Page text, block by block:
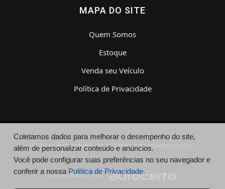
MAPA DO SITE
Quem Somos
Estoque
Venda seu Veículo
Política de Privacidade
© Arete Automóveis - http://areteautomoveis.com.br/
Desenvolvido por
Coletamos dados para melhorar o desempenho do site,
além de personalizar conteúdo e anúncios.
Você pode configurar suas preferências no seu navegador e
conferir a nossa Política de Privacidade.